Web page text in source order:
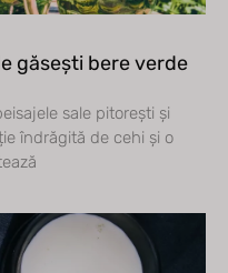
găsești bere verde
sale pitorești și
îndrăgită de cehi și o